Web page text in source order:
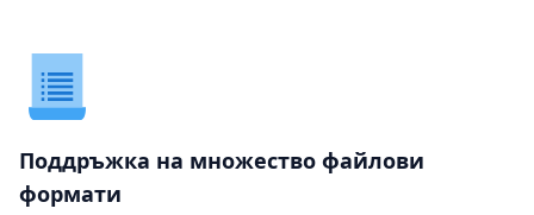
Поддръжка на множество файлови
формати